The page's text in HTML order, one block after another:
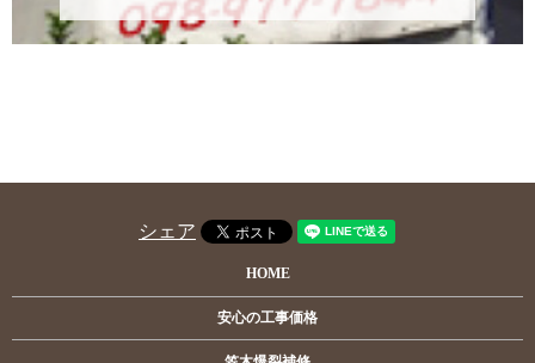
シェア
HOME
安心の工事価格